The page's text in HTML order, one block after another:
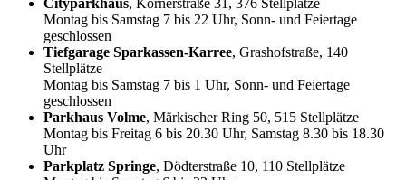
Cityparkhaus, Körnerstraße 31, 376 Stellplätze
Montag bis Samstag 7 bis 22 Uhr, Sonn- und Feiertage
geschlossen
Tiefgarage Sparkassen-Karree, Grashofstraße, 140
Stellplätze
Montag bis Samstag 7 bis 1 Uhr, Sonn- und Feiertage
geschlossen
Parkhaus Volme, Märkischer Ring 50, 515 Stellplätze
Montag bis Freitag 6 bis 20.30 Uhr, Samstag 8.30 bis 18.30
Uhr
Parkplatz Springe, Dödterstraße 10, 110 Stellplätze